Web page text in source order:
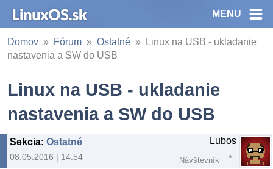
MENU
Domov Fórum Ostatné
Linux na USB - ukladanie
nastavenia a SW do USB
Linux na USB - ukladanie
nastavenia a SW do USB
Sekcia: Ostatné
08.05.2016 | 14:54
Lubos
Návštevník